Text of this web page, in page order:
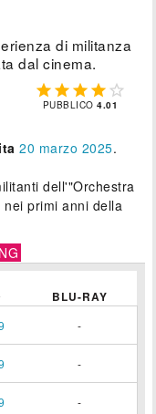
di militanza
dal cinema.
    
PUBBLICO4.01
20 marzo 2025.
dell'"Orchestra
primi anni della
BLU-RAY
-
-
-